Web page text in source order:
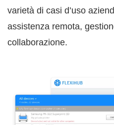
varietà di casi d’uso
assistenza remota,
collaborazione.